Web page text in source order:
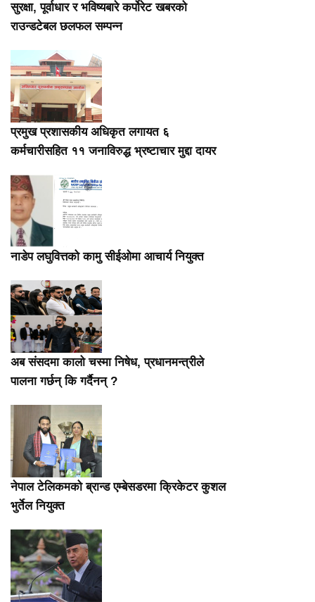
सुरक्षा, पूर्वाधार र भविष्यबारे कर्पोरेट खबरको
राउन्डटेबल छलफल सम्पन्न
प्रमुख प्रशासकीय अधिकृत लगायत ६
कर्मचारीसहित ११ जनाविरुद्ध भ्रष्टाचार मुद्दा दायर
नाडेप लघुवित्तको कामु सीईओमा आचार्य नियुक्त
अब संसदमा कालो चस्मा निषेध, प्रधानमन्त्रीले
पालना गर्छन् कि गर्दैनन् ?
नेपाल टेलिकमको ब्रान्ड एम्बेसडरमा क्रिकेटर कुशल
भुर्तेल नियुक्त